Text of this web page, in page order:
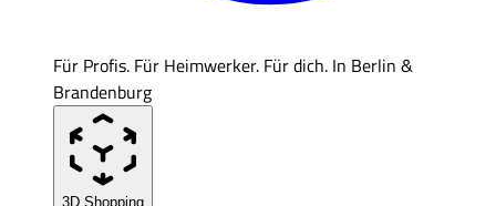
Für Profis. Für Heimwerker. Für dich. In Berlin &
Brandenburg
3D Shopping